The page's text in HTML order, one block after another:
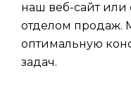
наш веб-сайт
отделом продаж.
оптимальную
задач.